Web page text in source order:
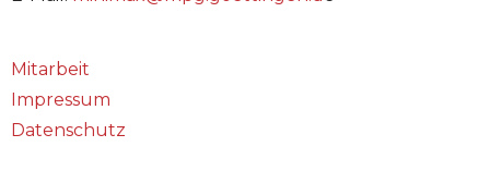
Mitarbeit
Impressum
Datenschutz